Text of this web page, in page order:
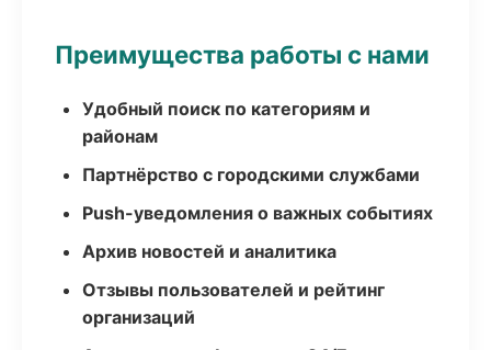
Преимущества работы с нами
Удобный поиск по категориям и
районам
Партнёрство с городскими службами
Push-уведомления о важных событиях
Архив новостей и аналитика
Отзывы пользователей и рейтинг
организаций